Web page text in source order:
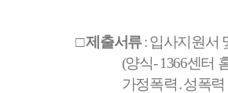
□제출서류:입사지원서
(양식- 1366센터
가정폭력․성폭